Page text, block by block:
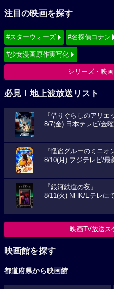
注目の映画を探す
#スターウォーズ #名探偵コナン
#少女漫画原作実写化
シリーズ・映
必見！地上波放送リスト
『借りぐらしのアリエ
8/7(金) 日本テレビ/金
『怪盗グルーのミニオ
8/10(月) フジテレビ/最
『銀河鉄道の夜』
8/11(火) NHK/Eテレに
映画TV放送ス
映画館を探す
都道府県から映画館